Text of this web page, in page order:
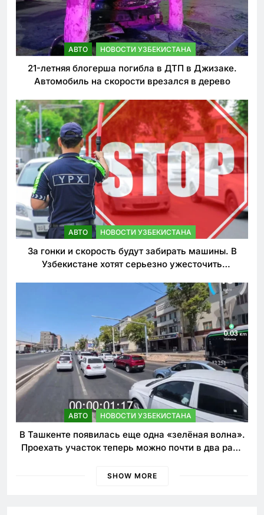
АВТО НОВОСТИ УЗБЕКИСТАНА
21-летняя блогерша погибла в ДТП в Джизаке.
Автомобиль на скорости врезался в дерево
АВТО НОВОСТИ УЗБЕКИСТАНА
За гонки и скорость будут забирать машины. В
Узбекистане хотят серьезно ужесточить
АВТО НОВОСТИ УЗБЕКИСТАНА
В Ташкенте появилась еще одна «зелёная волна».
Проехать участок теперь можно почти в два раза
SHOW MORE